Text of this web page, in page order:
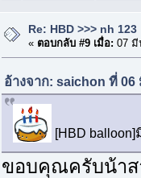
Re: HBD >>> nh 123
« ตอบกลับ #9 เมื่อ: 07 มี
อ้างจาก: saichon ที่ 06
[HBD
ขอบคุณครับน้า